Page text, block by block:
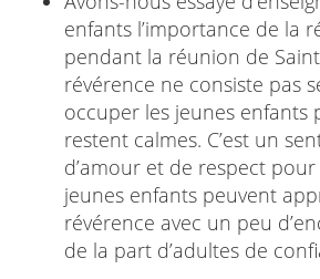
enfants l’importance de la
pendant la réunion de
révérence ne consiste pas
occuper les jeunes enfants
restent calmes. C’est un
d’amour et de respect pour
jeunes enfants peuvent
révérence avec un peu
de la part d’adultes de